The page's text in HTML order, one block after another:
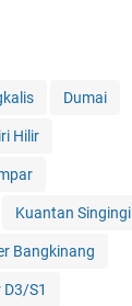
Dumai
Hilir
Kuantan Singingi
Bangkinang
D3/S1